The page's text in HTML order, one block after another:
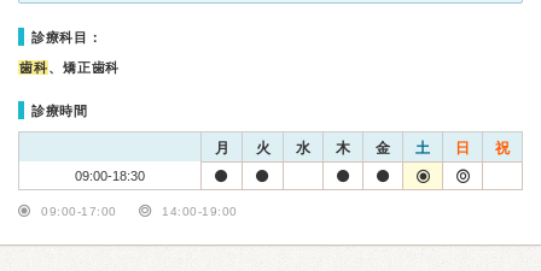
診療科目：
歯科、矯正歯科
診療時間
月 火 水 木 金 土 日 祝
09:00-18:30
09:00-17:00 14:00-19:00